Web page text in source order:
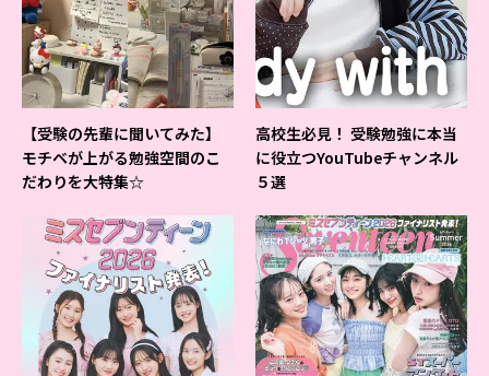
【受験の先輩に聞いてみた】
モチベが上がる勉強空間のこ
だわりを大特集☆
高校生必見！ 受験勉強に本当
に役立つYouTubeチャンネル
５選